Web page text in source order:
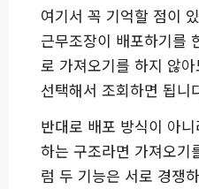
여기서 꼭 기억할 점이
근무조장이 배포하기를
로 가져오기를 하지 않
선택해서 조회하면 됩니
반대로 배포 방식이 아
하는 구조라면 가져오기
럼 두 기능은 서로 경쟁